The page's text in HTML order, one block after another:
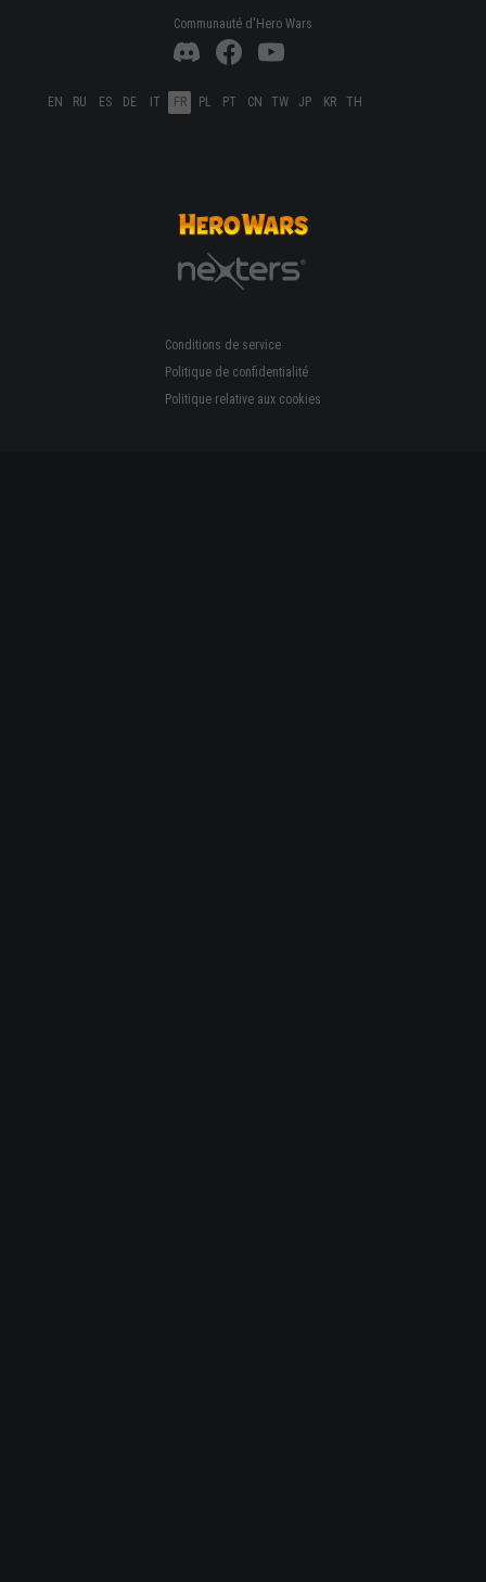
Communauté d'Hero Wars
EN RU ES DE IT FR PL PT CN TW JP KR TH
Conditions de service
Politique de confidentialité
Politique relative aux cookies